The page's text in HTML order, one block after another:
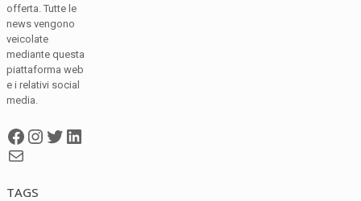
offerta. Tutte le
news vengono
veicolate
mediante questa
piattaforma web
e i relativi social
media.
Facebook
Instagram
Twitter
LinkedIn
Mail
TAGS